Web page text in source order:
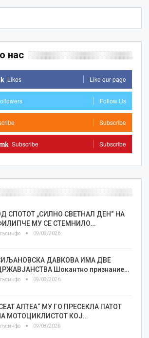
нас
Likes Like our page
Follow Us
Subscribe
Subscribe Subscribe
СПОТОТ „СИЛНО СВЕТНАЛ ДЕН“ НА
МУ СЕ СТЕМНИЛО…
09/08/2026
ДАВКОВА ИМА ДВЕ
Шокантно признание…
09/08/2026
АЛТЕА“ МУ ГО ПРЕСЕКЛА ПАТОТ
МОТОЦИКЛИСТОТ КОЈ…
09/08/2026